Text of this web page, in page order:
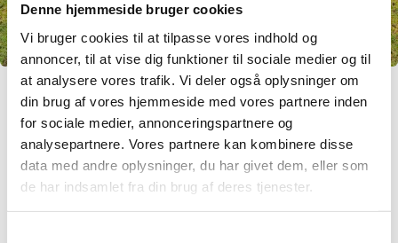
Denne hjemmeside bruger cookies
Vi bruger cookies til at tilpasse vores indhold og
annoncer, til at vise dig funktioner til sociale medier og til
at analysere vores trafik. Vi deler også oplysninger om
din brug af vores hjemmeside med vores partnere inden
for sociale medier, annonceringspartnere og
analysepartnere. Vores partnere kan kombinere disse
data med andre oplysninger, du har givet dem, eller som
de har indsamlet fra din brug af deres tjenester.
In week 43 we work on the large putting green at the
driving range where we aerate and reseed.
Weather permitting, we plan to aerate and reseed a
number of foregreens on the course. You will be made
aware of this work when you book an appointment at